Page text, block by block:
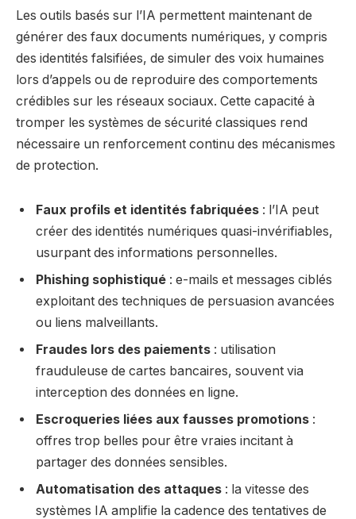
Les outils basés sur l’IA permettent maintenant de
générer des faux documents numériques, y compris
des identités falsifiées, de simuler des voix humaines
lors d’appels ou de reproduire des comportements
crédibles sur les réseaux sociaux. Cette capacité à
tromper les systèmes de sécurité classiques rend
nécessaire un renforcement continu des mécanismes
de protection.
Faux profils et identités fabriquées : l’IA peut
créer des identités numériques quasi-invérifiables,
usurpant des informations personnelles.
Phishing sophistiqué : e-mails et messages ciblés
exploitant des techniques de persuasion avancées
ou liens malveillants.
Fraudes lors des paiements : utilisation
frauduleuse de cartes bancaires, souvent via
interception des données en ligne.
Escroqueries liées aux fausses promotions :
offres trop belles pour être vraies incitant à
partager des données sensibles.
Automatisation des attaques : la vitesse des
systèmes IA amplifie la cadence des tentatives de